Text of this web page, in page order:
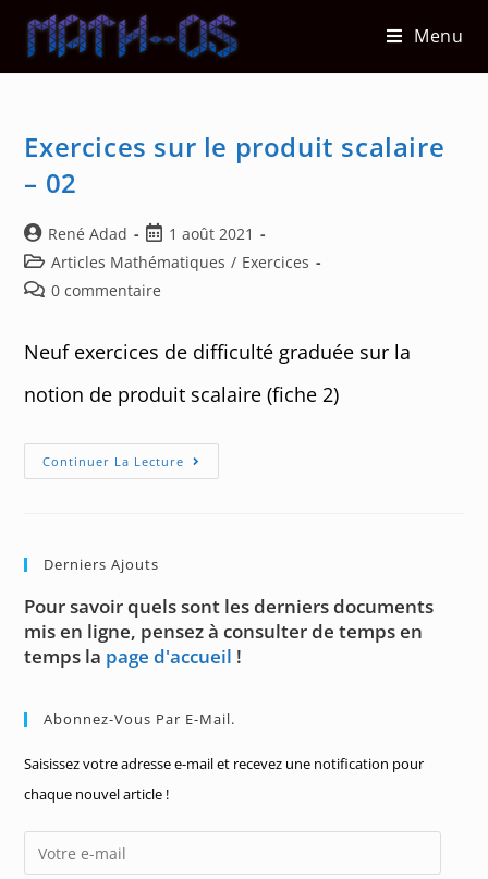
content
Menu
Exercices sur le produit scalaire
– 02
Auteur/autrice
de
la
publication :
René Adad
Post
published:
1 août 2021
Post
category:
Articles Mathématiques / Exercices
Post0 commentaire
Neuf exercices de difficulté graduée sur la
notion de produit scalaire (fiche 2)
Continuer La Lecture Exercices
Sur
Derniers Ajouts
Pour savoir quels sont les derniers documents
mis en ligne, pensez à consulter de temps en
temps la page d'accueil !
Abonnez-Vous Par E-Mail.
Saisissez votre adresse e-mail et recevez une notification pour
chaque nouvel article !
Votre